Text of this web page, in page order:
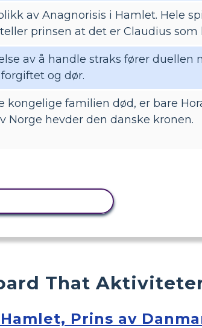
av Anagnorisis i Hamlet. Hele
prinsen at det er Claudius som
av å handle straks fører duellen
og dør.
kongelige familien død, er bare
Norge hevder den danske kronen.
That
Prins av